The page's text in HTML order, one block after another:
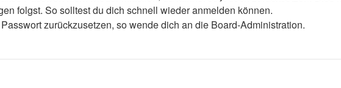
folgst. So solltest du dich schnell wieder anmelden können.
zurückzusetzen, so wende dich an die Board-Administration.